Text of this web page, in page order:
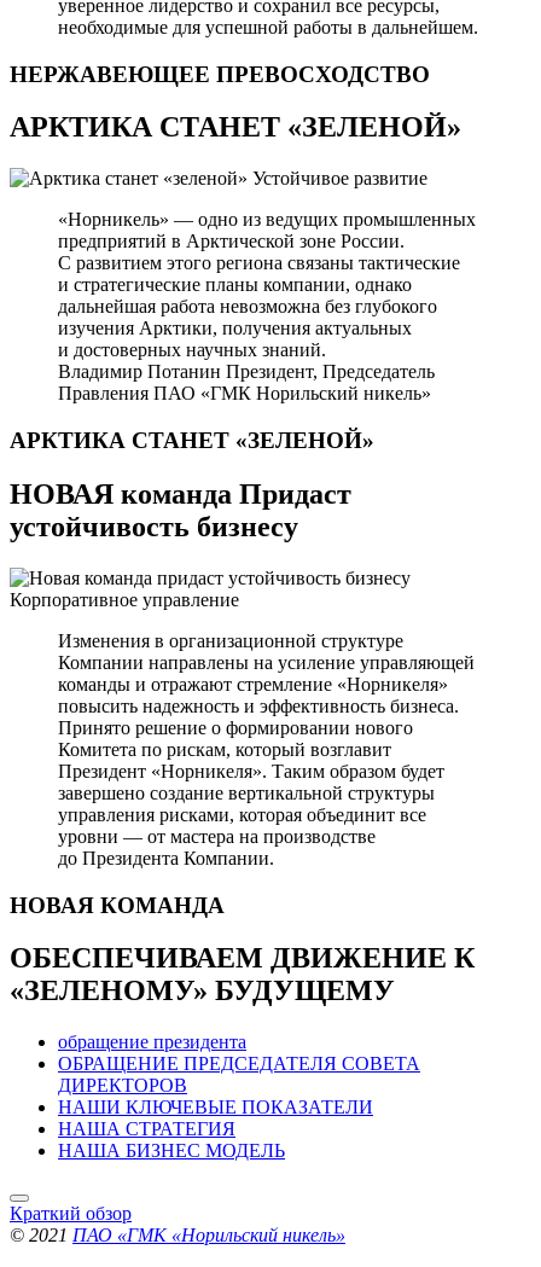
уверенное лидерство и сохранил все ресурсы,
необходимые для успешной работы в дальнейшем.
НЕРЖАВЕЮЩЕЕ ПРЕВОСХОДСТВО
АРКТИКА СТАНЕТ «ЗЕЛЕНОЙ»
Устойчивое развитие
«Норникель» — одно из ведущих промышленных
предприятий в Арктической зоне России.
С развитием этого региона связаны тактические
и стратегические планы компании, однако
дальнейшая работа невозможна без глубокого
изучения Арктики, получения актуальных
и достоверных научных знаний.
Владимир Потанин Президент, Председатель
Правления ПАО «ГМК Норильский никель»
АРКТИКА СТАНЕТ «ЗЕЛЕНОЙ»
НОВАЯ команда Придаст
устойчивость бизнесу
Корпоративное управление
Изменения в организационной структуре
Компании направлены на усиление управляющей
команды и отражают стремление «Норникеля»
повысить надежность и эффективность бизнеса.
Принято решение о формировании нового
Комитета по рискам, который возглавит
Президент «Норникеля». Таким образом будет
завершено создание вертикальной структуры
управления рисками, которая объединит все
уровни — от мастера на производстве
до Президента Компании.
НОВАЯ КОМАНДА
ОБЕСПЕЧИВАЕМ ДВИЖЕНИЕ К
«ЗЕЛЕНОМУ» БУДУЩЕМУ
обращение президента
ОБРАЩЕНИЕ ПРЕДСЕДАТЕЛЯ СОВЕТА
ДИРЕКТОРОВ
НАШИ КЛЮЧЕВЫЕ ПОКАЗАТЕЛИ
НАША СТРАТЕГИЯ
НАША БИЗНЕС МОДЕЛЬ
Краткий обзор
© 2021 ПАО «ГМК «Норильский никель»